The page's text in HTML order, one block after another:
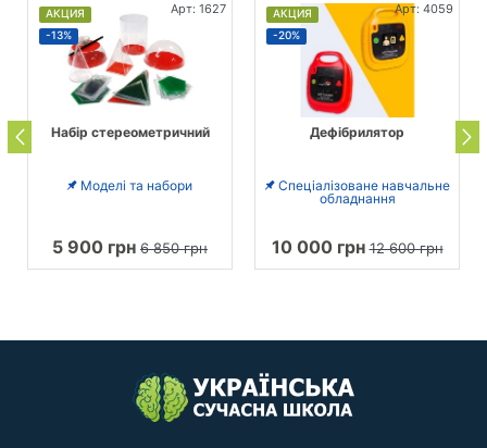
АКЦИЯ
-13%
Арт: 1627
Набір стереометричний
Моделі та набори
5 900 грн 6 850 грн
АКЦИЯ
-20%
Арт: 4059
Дефібрилятор
Спеціалізоване навчальне
обладнання
10 000 грн12 600 грн